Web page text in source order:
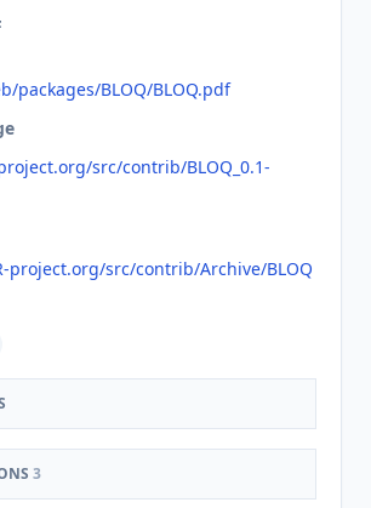
packages/BLOQ/BLOQ.pdf
src/contrib/BLOQ_0.1-
project.org/src/contrib/Archive/BLOQ
3